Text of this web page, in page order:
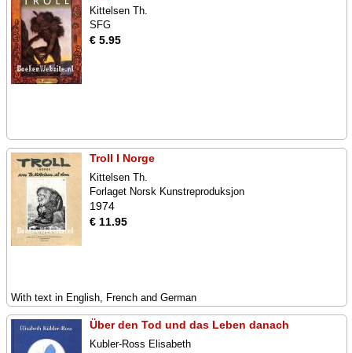
Kittelsen Th.
SFG
€ 5.95
Troll I Norge
Kittelsen Th.
Forlaget Norsk Kunstreproduksjon
1974
€ 11.95
With text in English, French and German
Über den Tod und das Leben danach
Kubler-Ross Elisabeth